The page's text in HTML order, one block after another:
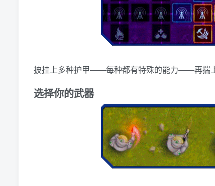
披挂上多种护甲——每种都有特殊的能力——再揣上
选择你的武器